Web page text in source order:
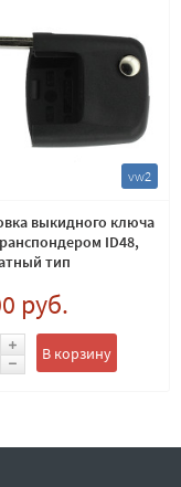
vw2
выкидного ключа
ID48,
тип
руб.
В корзину